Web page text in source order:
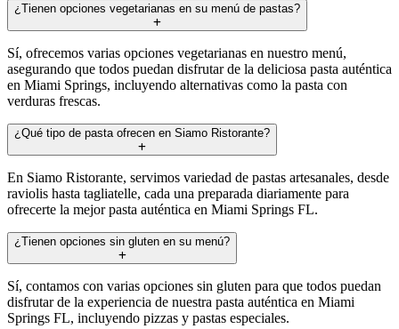
¿Tienen opciones vegetarianas en su menú de pastas?
Sí, ofrecemos varias opciones vegetarianas en nuestro menú,
asegurando que todos puedan disfrutar de la deliciosa pasta auténtica
en Miami Springs, incluyendo alternativas como la pasta con
verduras frescas.
¿Qué tipo de pasta ofrecen en Siamo Ristorante?
En Siamo Ristorante, servimos variedad de pastas artesanales, desde
raviolis hasta tagliatelle, cada una preparada diariamente para
ofrecerte la mejor pasta auténtica en Miami Springs FL.
¿Tienen opciones sin gluten en su menú?
Sí, contamos con varias opciones sin gluten para que todos puedan
disfrutar de la experiencia de nuestra pasta auténtica en Miami
Springs FL, incluyendo pizzas y pastas especiales.